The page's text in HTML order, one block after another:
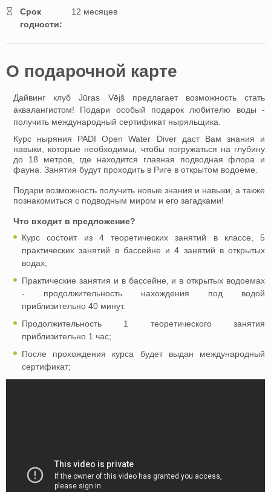
Cрок
годности:
12 месяцев
O подарочной картe
Дайвинг клуб Jūras Vējš предлагает возможность стать
аквалангистом! Подари особый подарок любителю воды -
получить международный сертификат ныряльщика.
Курс ныряния PADI Open Water Diver даст Вам знания и
навыки, которые необходимы, чтобы погружаться на глубину
до 18 метров, где находится главная подводная флора и
фауна. Занятия будут проходить в Риге в открытом водоеме.
Подари возможность получить новые знания и навыки, а также
познакомиться с подводным миром и его загадками!
Что входит в предложение?
Курс состоит из 4 теоретических занятий в классе, 5
практических занятий в бассейне и 4 занятий в открытых
водах;
Практические занятия и в бассейне, и в открытых водоемах
- продолжительность нахождения под водой
приблизительно 40 минут.
Продолжительность 1 теоретического занятия
приблизительно 1 час;
После прохождения курса будет выдан международный
сертификат;